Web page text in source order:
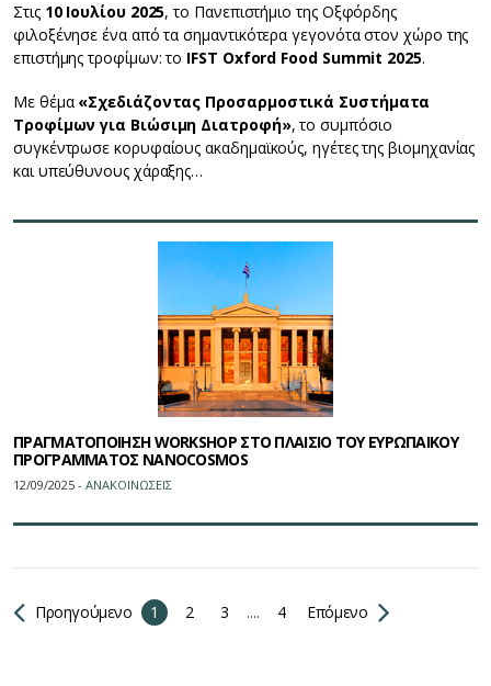
Στις 10 Ιουλίου 2025, το Πανεπιστήμιο της Οξφόρδης
φιλοξένησε ένα από τα σημαντικότερα γεγονότα στον χώρο της
επιστήμης τροφίμων: το IFST Oxford Food Summit 2025.
Με θέμα «Σχεδιάζοντας Προσαρμοστικά Συστήματα
Τροφίμων για Βιώσιμη Διατροφή», το συμπόσιο
συγκέντρωσε κορυφαίους ακαδημαϊκούς, ηγέτες της βιομηχανίας
και υπεύθυνους χάραξης…
ΠΡΑΓΜΑΤΟΠΟΙΗΣΗ WORKSHOP ΣΤΟ ΠΛΑΙΣΙΟ ΤΟΥ ΕΥΡΩΠΑΙΚΟΥ
ΠΡΟΓΡΑΜΜΑΤΟΣ NANOCOSMOS
12/09/2025 - ΑΝΑΚΟΙΝΩΣΕΙΣ
Προηγούμενο 1 2 3 .... 4 Επόμενο